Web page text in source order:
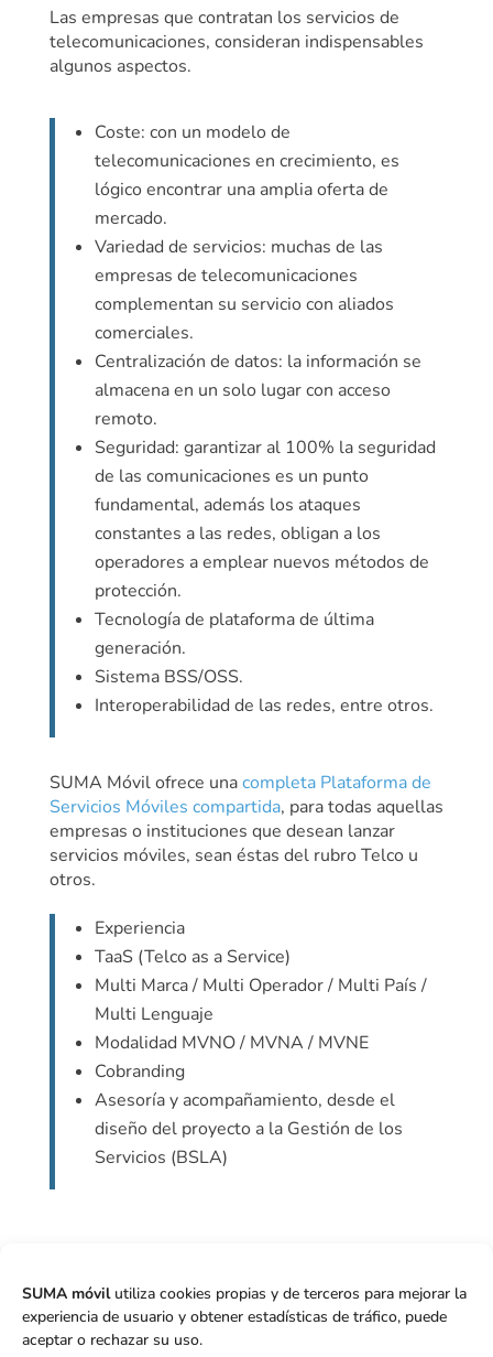
SUMA móvilutiliza cookies propias y de terceros para mejorar la
experiencia de usuario y obtener estadísticas de tráfico, puede
aceptar o rechazar su uso.
Las empresas que contratan los servicios de
telecomunicaciones, consideran indispensables
algunos aspectos.
Coste: con un modelo de
telecomunicaciones en crecimiento, es
lógico encontrar una amplia oferta de
mercado.
Variedad de servicios: muchas de las
empresas de telecomunicaciones
complementan su servicio con aliados
comerciales.
Centralización de datos: la información se
almacena en un solo lugar con acceso
remoto.
Seguridad: garantizar al 100% la seguridad
de las comunicaciones es un punto
fundamental, además los ataques
constantes a las redes, obligan a los
operadores a emplear nuevos métodos de
protección.
Tecnología de plataforma de última
generación.
Sistema BSS/OSS.
Interoperabilidad de las redes, entre otros.
SUMA Móvil ofrece unacompleta Plataforma de
Servicios Móviles compartida, para todas aquellas
empresas o instituciones que desean lanzar
servicios móviles, sean éstas del rubro Telco u
otros.
Experiencia
TaaS (Telco as a Service)
Multi Marca / Multi Operador / Multi País /
Multi Lenguaje
Modalidad MVNO / MVNA / MVNE
Cobranding
Asesoría y acompañamiento, desde el
diseño del proyecto a la Gestión de los
Servicios (BSLA)